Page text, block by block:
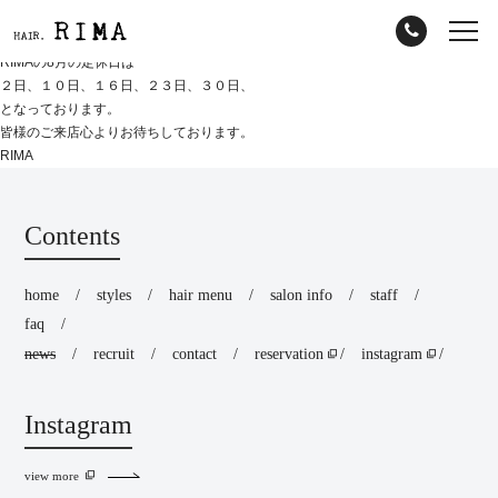
RIMAの8月の定休日は
２日、１０日、１６日、２３日、３０日、
となっております。
皆様のご来店心よりお待ちしております。
RIMA
Contents
home styles hair menu salon info
staff
faq
news
recruit contact reservation instagram
Instagram
view more